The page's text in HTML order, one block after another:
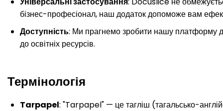
бізнес-професіонал, наш додаток допоможе вам
Доступність: Ми прагнемо зробити нашу платформу
до освітніх ресурсів.
Термінологія
Tarpapel: "Tarpapel" — це тагліш (тагальсько-